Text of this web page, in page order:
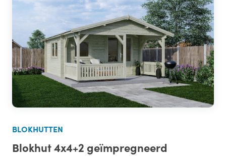
BLOKHUTTEN
Blokhut 4x4+2 geïmpregneerd